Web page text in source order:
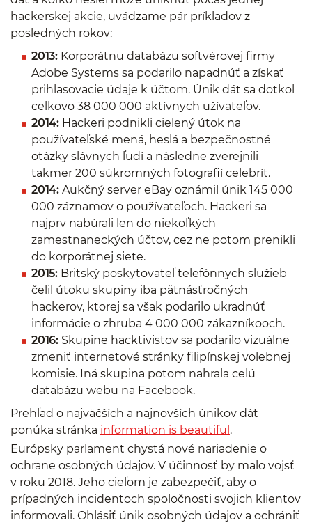
hackerskej akcie, uvádzame pár príkladov z
posledných rokov:
2013: Korporátnu databázu softvérovej firmy
Adobe Systems sa podarilo napadnúť a získať
prihlasovacie údaje k účtom. Únik dát sa dotkol
celkovo 38 000 000 aktívnych užívateľov.
2014: Hackeri podnikli cielený útok na
používateľské mená, heslá a bezpečnostné
otázky slávnych ľudí a následne zverejnili
takmer 200 súkromných fotografií celebrít.
2014: Aukčný server eBay oznámil únik 145 000
000 záznamov o používateľoch. Hackeri sa
najprv nabúrali len do niekoľkých
zamestnaneckých účtov, cez ne potom prenikli
do korporátnej siete.
2015: Britský poskytovateľ telefónnych služieb
čelil útoku skupiny iba pätnásťročných
hackerov, ktorej sa však podarilo ukradnúť
informácie o zhruba 4 000 000 zákazníkooch.
2016: Skupine hacktivistov sa podarilo vizuálne
zmeniť internetové stránky filipínskej volebnej
komisie. Iná skupina potom nahrala celú
databázu webu na Facebook.
Prehľad o najväčších a najnovších únikov dát
ponúka stránka information is beautiful .
Európsky parlament chystá nové nariadenie o
ochrane osobných údajov. V účinnosť by malo vojsť
v roku 2018. Jeho cieľom je zabezpečiť, aby o
prípadných incidentoch spoločnosti svojich klientov
informovali. Ohlásiť únik osobných údajov a ochrániť